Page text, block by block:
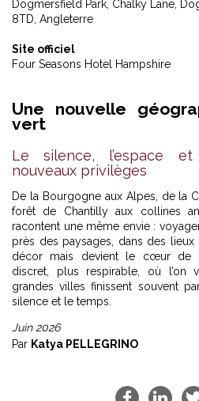
Dogmersfield Park, Chalky Lane,
8TD, Angleterre
Site officiel
Four Seasons Hotel Hampshire
Une nouvelle
vert
Le silence, l’espace
nouveaux privilèges
De la Bourgogne aux Alpes, de la
forêt de Chantilly aux collines
racontent une même envie :
près des paysages, dans des
décor mais devient le cœur de
discret, plus respirable, où l’on
grandes villes finissent souvent
silence et le temps.
Juin 2026
Par Katya PELLEGRINO